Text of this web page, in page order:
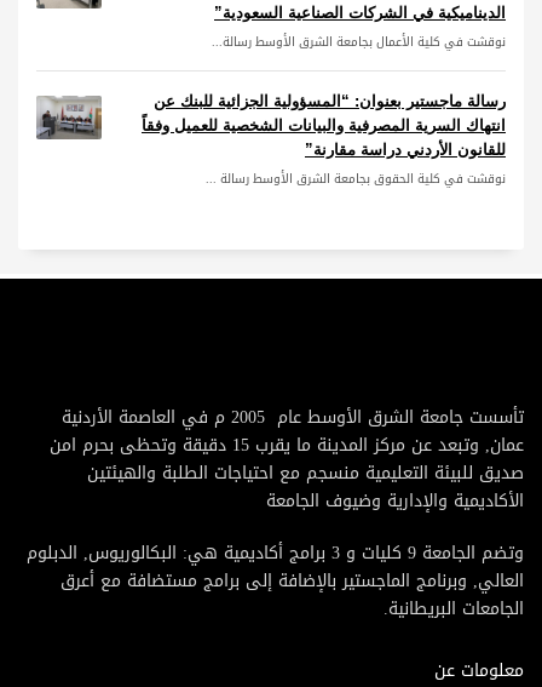
الديناميكية في الشركات الصناعية السعودية”
نوقشت في كلية الأعمال بجامعة الشرق الأوسط رسالة...
رسالة ماجستير بعنوان: “المسؤولية الجزائية للبنك عن
انتهاك السرية المصرفية والبيانات الشخصية للعميل وفقاً
للقانون الأردني دراسة مقارنة”
نوقشت في كلية الحقوق بجامعة الشرق الأوسط رسالة ...
تأسست جامعة الشرق الأوسط عام 2005 م في العاصمة الأردنية
عمان, وتبعد عن مركز المدينة ما يقرب 15 دقيقة وتحظى بحرم امن
صديق للبيئة التعليمية منسجم مع احتياجات الطلبة والهيئتين
الأكاديمية والإدارية وضيوف الجامعة
وتضم الجامعة 9 كليات و 3 برامج أكاديمية هي: البكالوريوس, الدبلوم
العالي, وبرنامج الماجستير بالإضافة إلى برامج مستضافة مع أعرق
الجامعات البريطانية.
معلومات عن